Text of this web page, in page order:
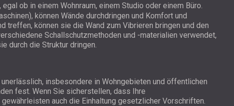
ob in einem Wohnraum, einem Studio oder einem Büro.
können Wände durchdringen und Komfort und
treffen, können sie die Wand zum Vibrieren bringen und den
Schallschutzmethoden und -materialien verwendet,
durch die Struktur dringen.
insbesondere in Wohngebieten und öffentlichen
fest. Wenn Sie sicherstellen, dass Ihre
auch die Einhaltung gesetzlicher Vorschriften.